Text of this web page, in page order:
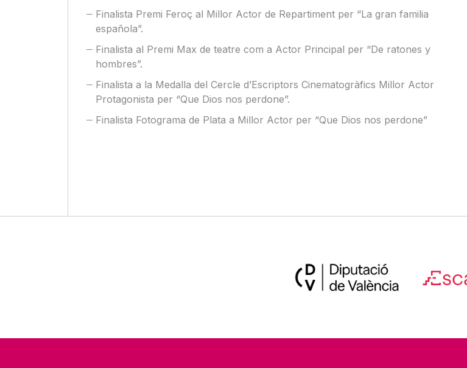
Finalista Premi Feroç al Millor Actor de Repartiment per “La gran familia
española”.
Finalista al Premi Max de teatre com a Actor Principal per “De ratones y
hombres”.
Finalista a la Medalla del Cercle d’Escriptors Cinematogràfics Millor Actor
Protagonista per “Que Dios nos perdone”.
Finalista Fotograma de Plata a Millor Actor per “Que Dios nos perdone”